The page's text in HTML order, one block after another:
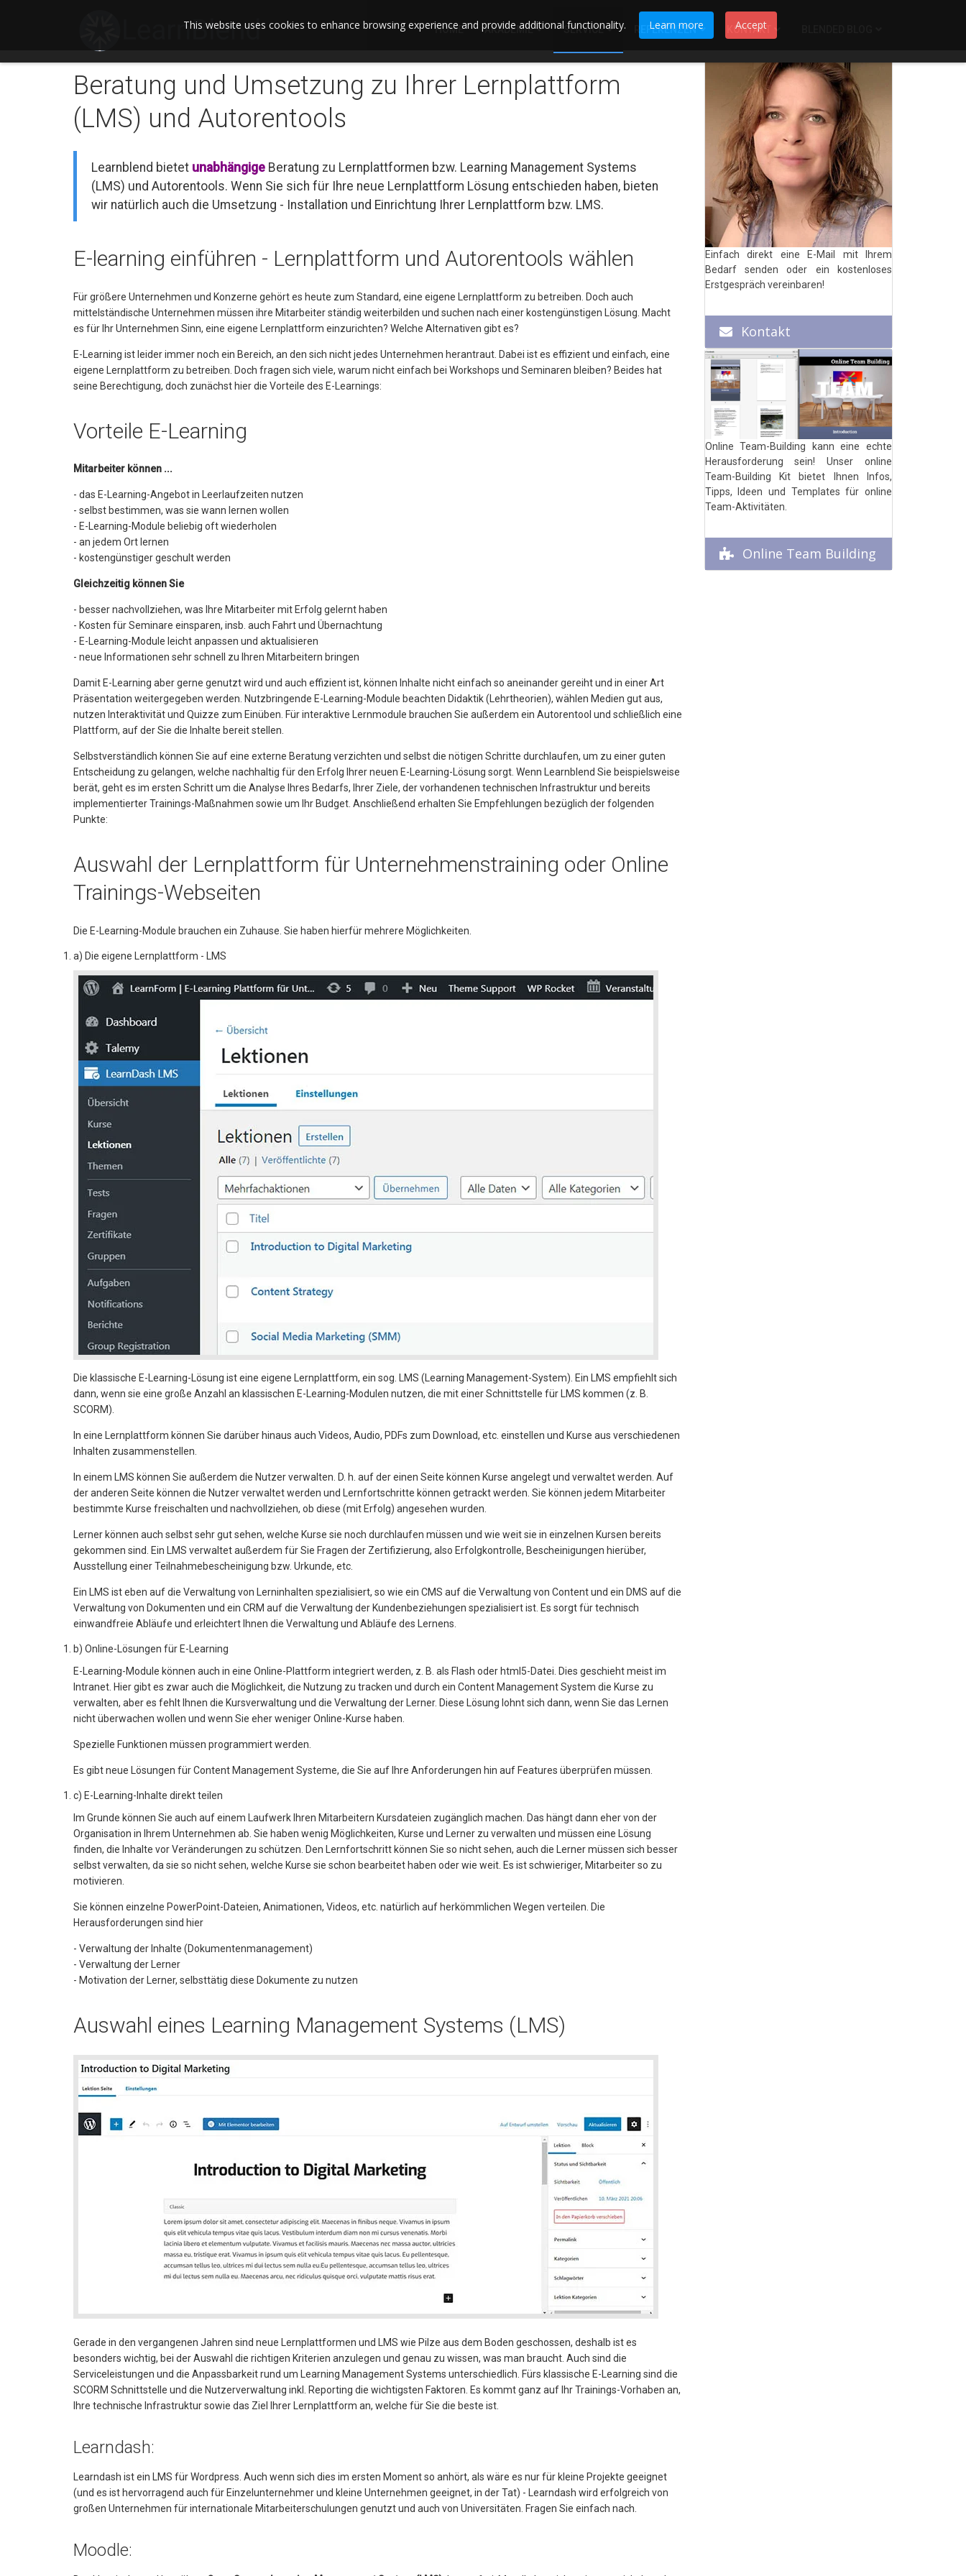
HOME AKADEMIE SERVICE REFERENZEN KONTAKT
Beratung und Umsetzung zu Ihrer Lernplattform
(LMS) und Autorentools
Learnblend bietet unabhängige Beratung zu Lernplattformen bzw. Learning Management Systems
(LMS) und Autorentools. Wenn Sie sich für Ihre neue Lernplattform Lösung entschieden haben, bieten
wir natürlich auch die Umsetzung - Installation und Einrichtung Ihrer Lernplattform bzw. LMS.
E-learning einführen - Lernplattform und Autorentools wählen
Für größere Unternehmen und Konzerne gehört es heute zum Standard, eine eigene Lernplattform zu betreiben. Doch auch
mittelständische Unternehmen müssen ihre Mitarbeiter ständig weiterbilden und suchen nach einer kostengünstigen Lösung. Macht
es für Ihr Unternehmen Sinn, eine eigene Lernplattform einzurichten? Welche Alternativen gibt es?
E-Learning ist leider immer noch ein Bereich, an den sich nicht jedes Unternehmen herantraut. Dabei ist es effizient und einfach, eine
eigene Lernplattform zu betreiben. Doch fragen sich viele, warum nicht einfach bei Workshops und Seminaren bleiben? Beides hat
seine Berechtigung, doch zunächst hier die Vorteile des E-Learnings:
Vorteile E-Learning
Mitarbeiter können ...
- das E-Learning-Angebot in Leerlaufzeiten nutzen
- selbst bestimmen, was sie wann lernen wollen
- E-Learning-Module beliebig oft wiederholen
- an jedem Ort lernen
- kostengünstiger geschult werden
Gleichzeitig können Sie
- besser nachvollziehen, was Ihre Mitarbeiter mit Erfolg gelernt haben
- Kosten für Seminare einsparen, insb. auch Fahrt und Übernachtung
- E-Learning-Module leicht anpassen und aktualisieren
- neue Informationen sehr schnell zu Ihren Mitarbeitern bringen
Damit E-Learning aber gerne genutzt wird und auch effizient ist, können Inhalte nicht einfach so aneinander gereiht und in einer Art
Präsentation weitergegeben werden. Nutzbringende E-Learning-Module beachten Didaktik (Lehrtheorien), wählen Medien gut aus,
nutzen Interaktivität und Quizze zum Einüben. Für interaktive Lernmodule brauchen Sie außerdem ein Autorentool und schließlich eine
Plattform, auf der Sie die Inhalte bereit stellen.
Selbstverständlich können Sie auf eine externe Beratung verzichten und selbst die nötigen Schritte durchlaufen, um zu einer guten
Entscheidung zu gelangen, welche nachhaltig für den Erfolg Ihrer neuen E-Learning-Lösung sorgt. Wenn Learnblend Sie beispielsweise
berät, geht es im ersten Schritt um die Analyse Ihres Bedarfs, Ihrer Ziele, der vorhandenen technischen Infrastruktur und bereits
implementierter Trainings-Maßnahmen sowie um Ihr Budget. Anschließend erhalten Sie Empfehlungen bezüglich der folgenden
Punkte:
Auswahl der Lernplattform für Unternehmenstraining oder Online
Trainings-Webseiten
Die E-Learning-Module brauchen ein Zuhause. Sie haben hierfür mehrere Möglichkeiten.
a) Die eigene Lernplattform - LMS
Die klassische E-Learning-Lösung ist eine eigene Lernplattform, ein sog. LMS (Learning Management-System). Ein LMS empfiehlt sich
dann, wenn sie eine große Anzahl an klassischen E-Learning-Modulen nutzen, die mit einer Schnittstelle für LMS kommen (z. B.
SCORM).
In eine Lernplattform können Sie darüber hinaus auch Videos, Audio, PDFs zum Download, etc. einstellen und Kurse aus verschiedenen
Inhalten zusammenstellen.
In einem LMS können Sie außerdem die Nutzer verwalten. D. h. auf der einen Seite können Kurse angelegt und verwaltet werden. Auf
der anderen Seite können die Nutzer verwaltet werden und Lernfortschritte können getrackt werden. Sie können jedem Mitarbeiter
bestimmte Kurse freischalten und nachvollziehen, ob diese (mit Erfolg) angesehen wurden.
Lerner können auch selbst sehr gut sehen, welche Kurse sie noch durchlaufen müssen und wie weit sie in einzelnen Kursen bereits
gekommen sind. Ein LMS verwaltet außerdem für Sie Fragen der Zertifizierung, also Erfolgkontrolle, Bescheinigungen hierüber,
Ausstellung einer Teilnahmebescheinigung bzw. Urkunde, etc.
Ein LMS ist eben auf die Verwaltung von Lerninhalten spezialisiert, so wie ein CMS auf die Verwaltung von Content und ein DMS auf die
Verwaltung von Dokumenten und ein CRM auf die Verwaltung der Kundenbeziehungen spezialisiert ist. Es sorgt für technisch
einwandfreie Abläufe und erleichtert Ihnen die Verwaltung und Abläufe des Lernens.
b) Online-Lösungen für E-Learning
E-Learning-Module können auch in eine Online-Plattform integriert werden, z. B. als Flash oder html5-Datei. Dies geschieht meist im
Intranet. Hier gibt es zwar auch die Möglichkeit, die Nutzung zu tracken und durch ein Content Management System die Kurse zu
verwalten, aber es fehlt Ihnen die Kursverwaltung und die Verwaltung der Lerner. Diese Lösung lohnt sich dann, wenn Sie das Lernen
nicht überwachen wollen und wenn Sie eher weniger Online-Kurse haben.
Spezielle Funktionen müssen programmiert werden.
Es gibt neue Lösungen für Content Management Systeme, die Sie auf Ihre Anforderungen hin auf Features überprüfen müssen.
c) E-Learning-Inhalte direkt teilen
Im Grunde können Sie auch auf einem Laufwerk Ihren Mitarbeitern Kursdateien zugänglich machen. Das hängt dann eher von der
Organisation in Ihrem Unternehmen ab. Sie haben wenig Möglichkeiten, Kurse und Lerner zu verwalten und müssen eine Lösung
finden, die Inhalte vor Veränderungen zu schützen. Den Lernfortschritt können Sie so nicht sehen, auch die Lerner müssen sich besser
selbst verwalten, da sie so nicht sehen, welche Kurse sie schon bearbeitet haben oder wie weit. Es ist schwieriger, Mitarbeiter so zu
motivieren.
Sie können einzelne PowerPoint-Dateien, Animationen, Videos, etc. natürlich auf herkömmlichen Wegen verteilen. Die
Herausforderungen sind hier
- Verwaltung der Inhalte (Dokumentenmanagement)
- Verwaltung der Lerner
- Motivation der Lerner, selbsttätig diese Dokumente zu nutzen
Auswahl eines Learning Management Systems (LMS)
Gerade in den vergangenen Jahren sind neue Lernplattformen und LMS wie Pilze aus dem Boden geschossen, deshalb ist es
besonders wichtig, bei der Auswahl die richtigen Kriterien anzulegen und genau zu wissen, was man braucht. Auch sind die
Serviceleistungen und die Anpassbarkeit rund um Learning Management Systems unterschiedlich. Fürs klassische E-Learning sind die
SCORM Schnittstelle und die Nutzerverwaltung inkl. Reporting die wichtigsten Faktoren. Es kommt ganz auf Ihr Trainings-Vorhaben an,
Ihre technische Infrastruktur sowie das Ziel Ihrer Lernplattform an, welche für Sie die beste ist.
Learndash:
Learndash ist ein LMS für Wordpress. Auch wenn sich dies im ersten Moment so anhört, als wäre es nur für kleine Projekte geeignet
(und es ist hervorragend auch für Einzelunternehmer und kleine Unternehmen geeignet, in der Tat) - Learndash wird erfolgreich von
großen Unternehmen für internationale Mitarbeiterschulungen genutzt und auch von Universitäten. Fragen Sie einfach nach.
Moodle:
Einfach direkt eine E-Mail mit Ihrem
Bedarf senden oder ein kostenloses
Erstgespräch vereinbaren!
Kontakt
Online Team-Building kann eine echte
Herausforderung sein! Unser online
Team-Building Kit bietet Ihnen Infos,
Tipps, Ideen und Templates für online
Team-Aktivitäten.
Online Team Building
This website uses cookies to enhance browsing experience and provide additional functionality. Learn more Accept